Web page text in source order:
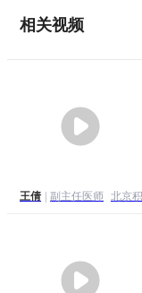
相关视频
王倩 副主任医师 北京